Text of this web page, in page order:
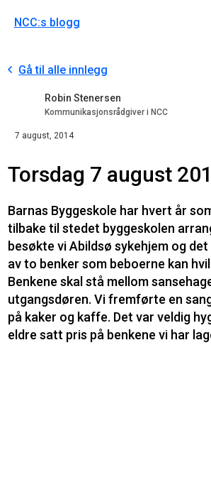
NCC:s blogg
Gå til alle innlegg
Robin Stenersen
Kommunikasjonsrådgiver i NCC
7 august, 2014
Torsdag 7 august
Barnas Byggeskole har hvert år
tilbake til stedet byggeskolen
besøkte vi Abildsø sykehjem og
av to benker som beboerne kan
Benkene skal stå mellom
utgangsdøren. Vi fremførte en
på kaker og kaffe. Det var veldig
eldre satt pris på benkene vi har